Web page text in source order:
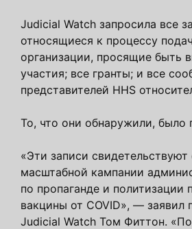
Judicial Watch запросила все
относящиеся к процессу
организации, просящие быть
участия; все гранты; и все
представителей HHS
То, что они обнаружили, было
«Эти записи
масштабной кампании
по пропаганде и политизации
вакцины от COVID», — заявил
Judicial Watch Том Фиттон.